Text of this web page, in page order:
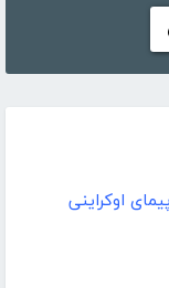
اوکراینی